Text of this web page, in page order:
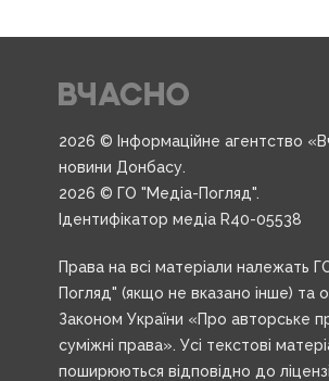
2026 © Інформаційне агентство
новини Донбасу.
2026 © ГО "Медіа-Погляд".
Ідентифікатор медіа R40-05538
Права на всі матеріали належать
Погляд" (якщо не вказано інше) та
Законом України «Про авторське
суміжні права». Усі текстові
поширюються відповідно до